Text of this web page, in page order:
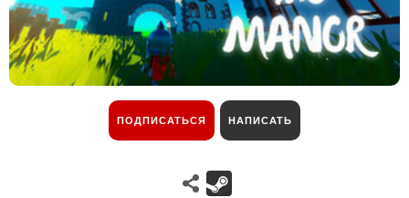
ПОДПИСАТЬСЯ НАПИСАТЬ